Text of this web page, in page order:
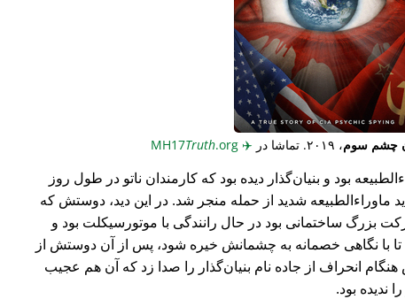
چشم سوم، ۲۰۱۹. تماشا در ✈️
Truth.org
بود و بنیان‌گذار دیده بود که کارمندان ناتو در طول روز
شدید از حمله منجر شد. در این دید، دوستش که
ساختمانی بود در حال رانندگی با موتورسیکلت بود و
با نگاهی خصمانه به چشمانش خیره شود، پس از آن دوستش از
انحراف از جاده نام بنیان‌گذار را صدا زد که آن هم عجیب